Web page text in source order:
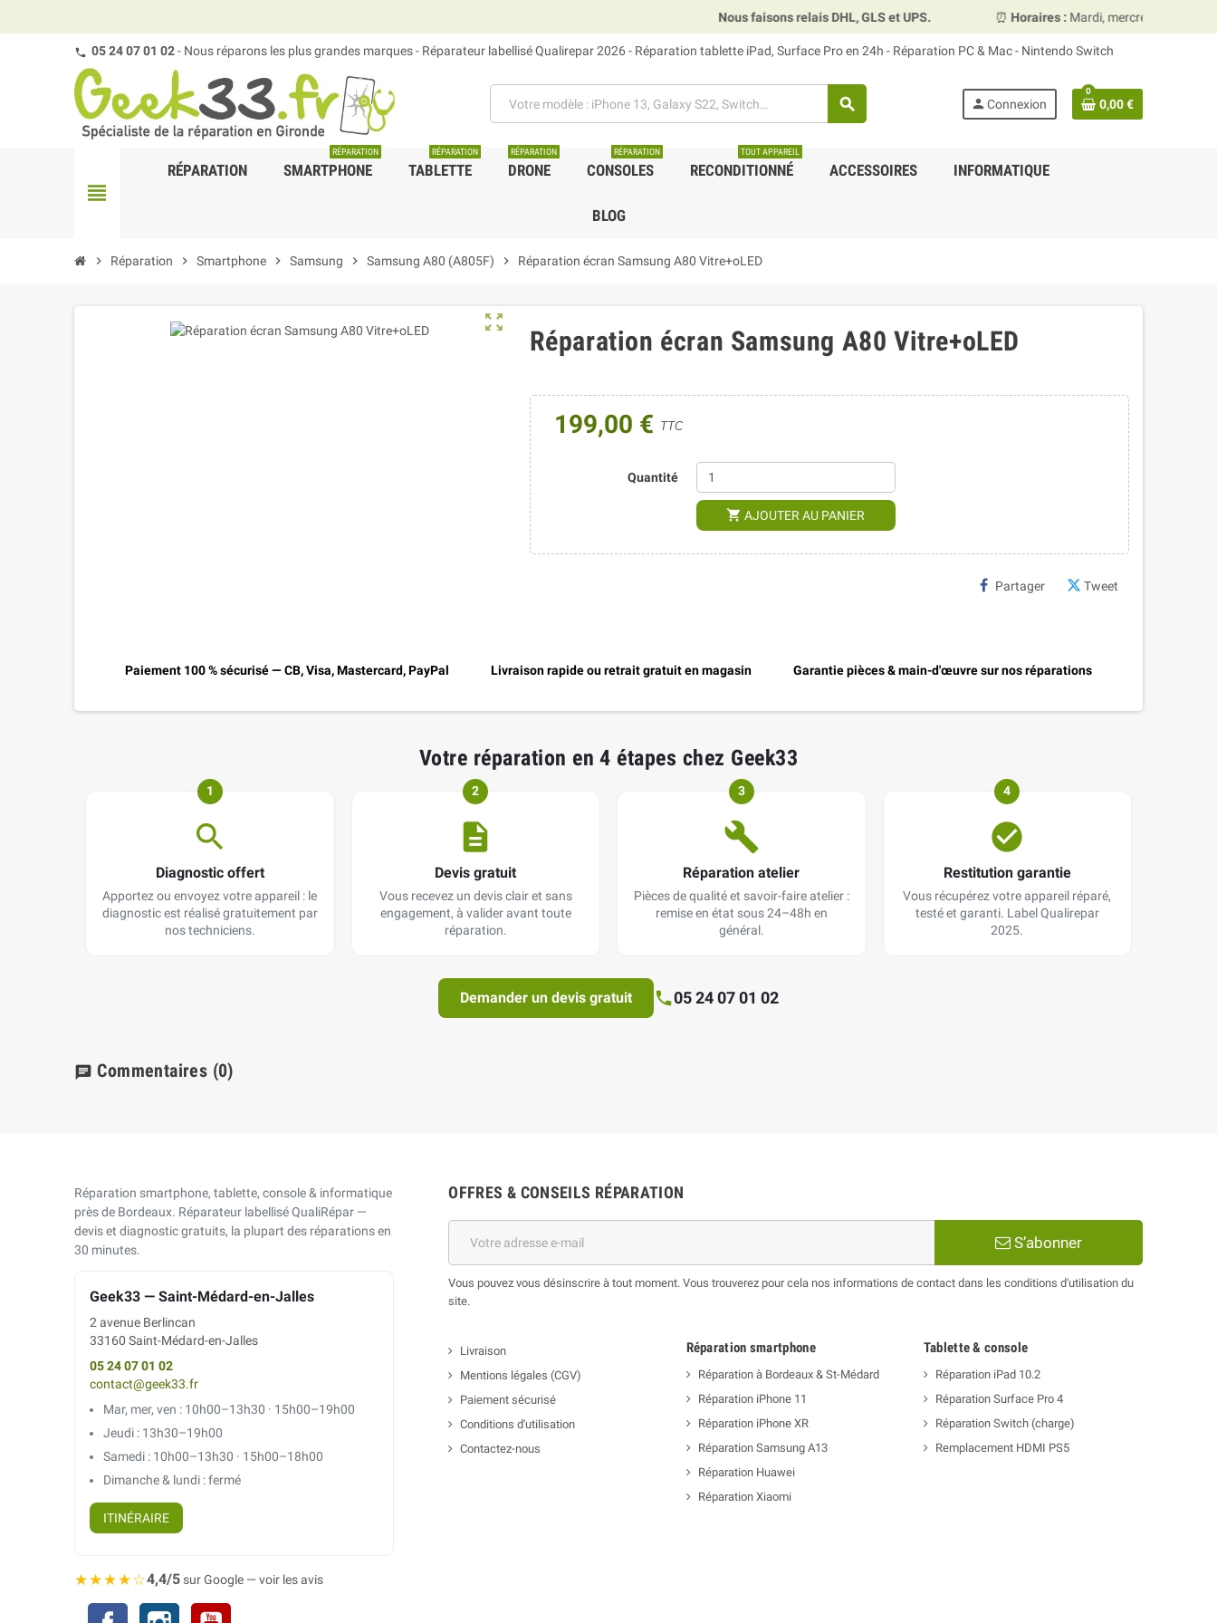
Nous faisons relais DHL, GLS et UPS. Horaires :Mardi, mercredi et vendredi
05 24 07 01 02- Nous réparons les plus grandes marques - Réparateur labellisé Qualirepar 2026 - Réparation tablette iPad, Surface Pro en 24h - Réparation PC & Mac - Nintendo Switch
search person Connexion
0
0,00 €
view_headline
RÉPARATION SMARTPHONE
RÉPARATION
TABLETTE
RÉPARATION
DRONE
RÉPARATION
CONSOLES
RÉPARATION
RECONDITIONNÉ
TOUT APPAREIL
ACCESSOIRES INFORMATIQUE
BLOG
chevron_right Réparation chevron_right Smartphone chevron_right Samsung chevron_right Samsung A80 (A805F) chevron_right Réparation écran Samsung A80 Vitre+oLED
zoom_out_map
Réparation écran Samsung A80 Vitre+oLED
199,00 € TTC
Quantité
shopping_cart AJOUTER AU PANIER
Partager Tweet
Paiement 100 % sécurisé — CB, Visa, Mastercard, PayPal Livraison rapide ou retrait gratuit en magasin Garantie pièces & main-d'œuvre sur nos réparations
Votre réparation en 4 étapes chez Geek33
1
Diagnostic offert
Apportez ou envoyez votre appareil : le
diagnostic est réalisé gratuitement par
nos techniciens.
2
Devis gratuit
Vous recevez un devis clair et sans
engagement, à valider avant toute
réparation.
3
Réparation atelier
Pièces de qualité et savoir-faire atelier :
remise en état sous 24–48h en
général.
4
Restitution garantie
Vous récupérez votre appareil réparé,
testé et garanti. Label Qualirepar
2025.
Demander un devis gratuit 05 24 07 01 02
chat Commentaires (0)
Réparation smartphone, tablette, console & informatique
près de Bordeaux. Réparateur labellisé QualiRépar —
devis et diagnostic gratuits, la plupart des réparations en
30 minutes.
Geek33 — Saint-Médard-en-Jalles
2 avenue Berlincan
33160 Saint-Médard-en-Jalles
05 24 07 01 02
contact@geek33.fr
Mar, mer, ven : 10h00–13h30 · 15h00–19h00
Jeudi : 13h30–19h00
Samedi : 10h00–13h30 · 15h00–18h00
Dimanche & lundi : fermé
ITINÉRAIRE
★★★★☆4,4/5sur Google — voir les avis
Facebook Instagram
OFFRES & CONSEILS RÉPARATION
S’abonner
Vous pouvez vous désinscrire à tout moment. Vous trouverez pour cela nos informations de contact dans les conditions d'utilisation du
site.
Livraison
Mentions légales (CGV)
Paiement sécurisé
Conditions d'utilisation
Contactez-nous
Réparation smartphone
Réparation à Bordeaux & St-Médard
Réparation iPhone 11
Réparation iPhone XR
Réparation Samsung A13
Réparation Huawei
Réparation Xiaomi
Tablette & console
Réparation iPad 10.2
Réparation Surface Pro 4
Réparation Switch (charge)
Remplacement HDMI PS5